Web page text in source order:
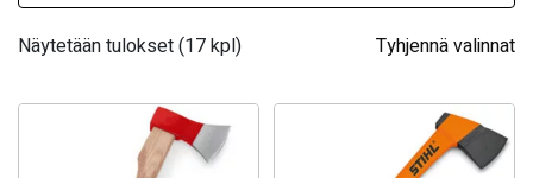
Näytetään tulokset (17 kpl) Tyhjennä valinnat